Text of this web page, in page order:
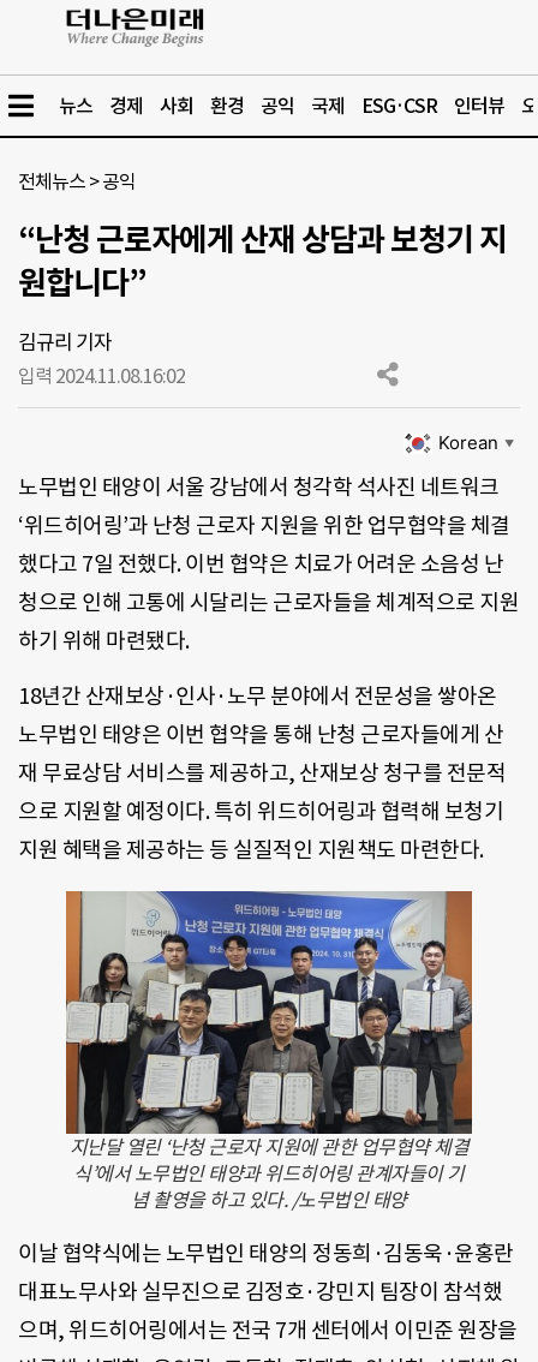
뉴스 경제 사회 환경 공익 국제 ESG·CSR 인터뷰
전체뉴스 >공익
“난청 근로자에게 산재 상담과 보청기 지
원합니다”
김규리 기자
입력 2024.11.08.16:02
Korean ▼
노무법인 태양이 서울 강남에서 청각학 석사진 네트워크
‘위드히어링’과 난청 근로자 지원을 위한 업무협약을 체결
했다고 7일 전했다. 이번 협약은 치료가 어려운 소음성 난
청으로 인해 고통에 시달리는 근로자들을 체계적으로 지원
하기 위해 마련됐다.
18년간 산재보상·인사·노무 분야에서 전문성을 쌓아온
노무법인 태양은 이번 협약을 통해 난청 근로자들에게 산
재 무료상담 서비스를 제공하고, 산재보상 청구를 전문적
으로 지원할 예정이다. 특히 위드히어링과 협력해 보청기
지원 혜택을 제공하는 등 실질적인 지원책도 마련한다.
지난달 열린 ‘난청 근로자 지원에 관한 업무협약 체결
식’에서 노무법인 태양과 위드히어링 관계자들이 기
념 촬영을 하고 있다. /노무법인 태양
이날 협약식에는 노무법인 태양의 정동희·김동욱·윤홍란
대표노무사와 실무진으로 김정호·강민지 팀장이 참석했
으며, 위드히어링에서는 전국 7개 센터에서 이민준 원장을